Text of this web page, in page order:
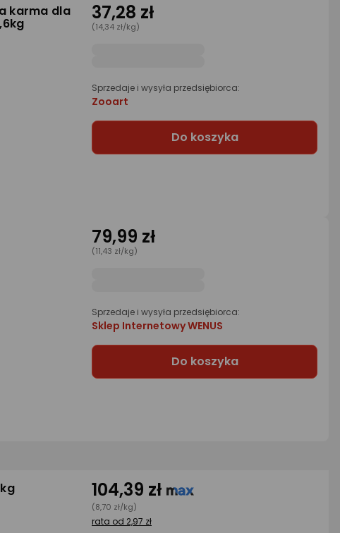
karma dla 37,28 zł
(14,34 zł/kg)
Sprzedaje i wysyła przedsiębiorca:
Zooart
Do koszyka
79,99 zł
(11,43 zł/kg)
Sprzedaje i wysyła przedsiębiorca:
Sklep Internetowy WENUS
Do koszyka
104,39 zł
(8,70 zł/kg)
rata od 2,97 zł